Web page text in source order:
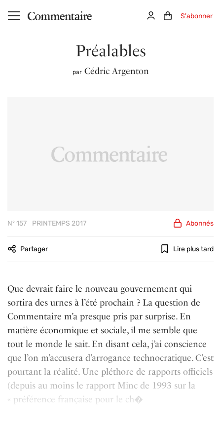
Aller au contenu principal ConnexionPanier (0)
S'abonner
Préalables
par Cédric Argenton
Nº 157 PRINTEMPS 2017 Abonnés
Partager Lire plus tard
Que devrait faire le nouveau gouvernement qui
sortira des urnes à l’été prochain ? La question de
Commentaire m’a presque pris par surprise. En
matière économique et sociale, il me semble que
tout le monde le sait. En disant cela, j’ai conscience
que l’on m’accusera d’arrogance technocratique. C’est
pourtant la réalité. Une pléthore de rapports officiels
(depuis au moins le rapport Minc de 1993 sur la
« préférence française pour le ch�